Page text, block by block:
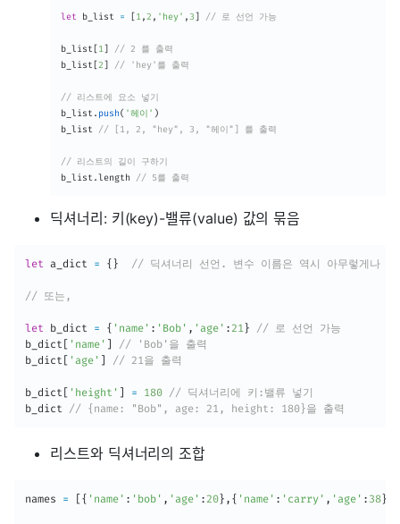
let b_list = [1,2 , 'hey' ,3] // 로 선언 가능
b_list [1]
// 2 를 출력
b_list [2] // 'hey'를 출력
// 리스트에 요소 넣기
b_list . push( '헤이' )
b_list // [1, 2, "hey", 3, "헤이"] 를 출력
// 리스트의 길이 구하기
b_list .length // 5를 출력
딕셔너리: 키(key)-밸류(value) 값의 묶음
let a_dict = { } // 딕셔너리 선언. 변수 이름은 역시 아무렇게나
// 또는,
let b_dict = { 'name' : 'Bob' , 'age' : 21 }
// 로 선언 가능
b_dict
'name'
// 'Bob'을 출력
b_dict
'age' // 21을 출력
b_dict 'height' = 180 // 딕셔너리에 키:밸류 넣기
b_dict // {name: "Bob", age: 21, height: 180}을 출력
리스트와 딕셔너리의 조합
names = { 'name' : 'bob' , 'age' : 20 } , { 'name' : 'carry' , 'age' : 38 }